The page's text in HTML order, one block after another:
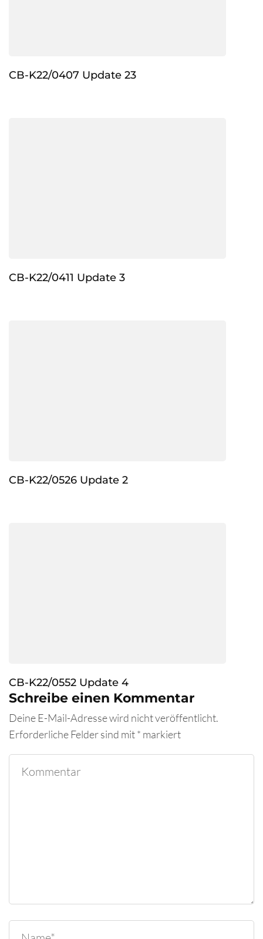
CB-K22/0407 Update 23
CB-K22/0411 Update 3
CB-K22/0526 Update 2
CB-K22/0552 Update 4
Schreibe einen Kommentar
Deine E-Mail-Adresse wird nicht veröffentlicht.
Erforderliche Felder sind mit* markiert